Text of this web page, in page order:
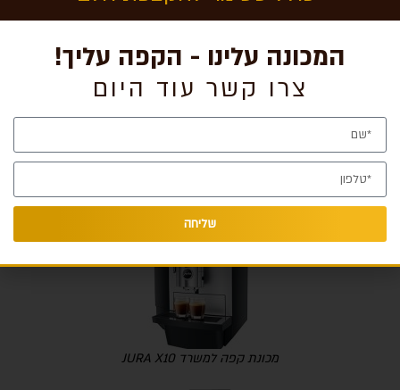
מכונת קפה למשרד JURA X10
המכונה עלינו - הקפה עליך!
צרו קשר עוד היום
שליחה